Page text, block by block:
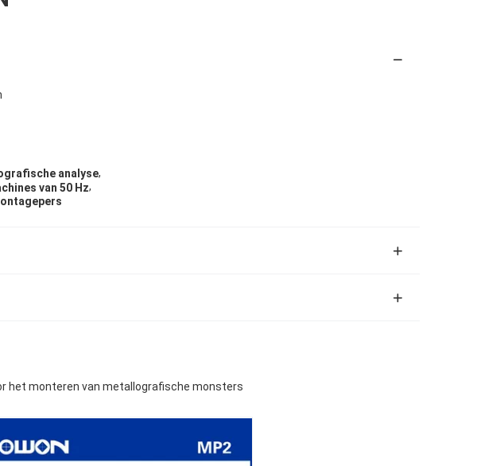
analyse,
van 50 Hz,
het monteren van metallografische monsters